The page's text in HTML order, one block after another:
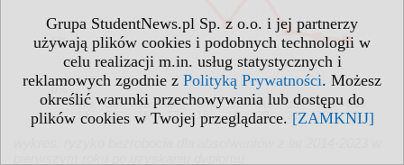
Grupa StudentNews.pl Sp. z o.o. i jej partnerzy
używają plików cookies i podobnych technologii w
celu realizacji m.in. usług statystycznych i
reklamowych zgodnie z Polityką Prywatności. Możesz
określić warunki przechowywania lub dostępu do
plików cookies w Twojej przeglądarce. [ZAMKNIJ]
abs.
14
abs.
15
abs.
16
abs.
17
abs.
18
abs.
19
abs.
20
abs.
21
abs.
22
abs.
23
0%
5%